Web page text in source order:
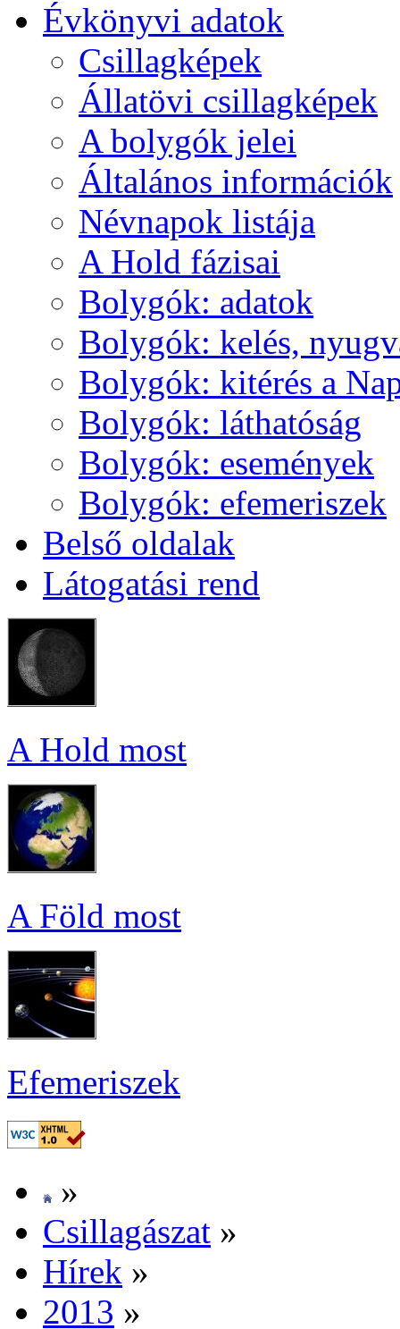
Év­köny­vi ada­tok
Csil­lag­ké­pek
Ál­lat­övi csil­lag­ké­pek
A boly­gók je­lei
Ál­ta­lá­nos in­for­má­ci­ók
Név­na­pok lis­tá­ja
A Hold fá­zi­sai
Boly­gók: ada­tok
Boly­gók: ke­lés,
Boly­gók: ki­té­rés a
Boly­gók: lát­ha­tó­ság
Boly­gók: ese­mé­nyek
Boly­gók: efe­me­ri­szek
Bel­ső ol­da­lak
Lá­to­ga­tá­si rend
A Hold most
A Föld most
Efe­me­ri­szek
»
Csil­la­gá­szat »
Hí­rek »
2013 »